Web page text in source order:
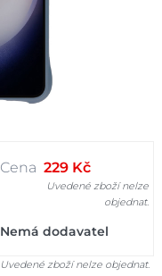
Cena 229 Kč
Uvedené zboží nelze
objednat.
Nemá dodavatel
Uvedené zboží nelze objednat.